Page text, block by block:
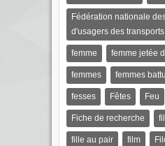
Fédération nationale
d'usagers des transports
femme femme jetée
femmes femmes
fesses Fêtes Feu
Fiche de recherche
fille au pair film